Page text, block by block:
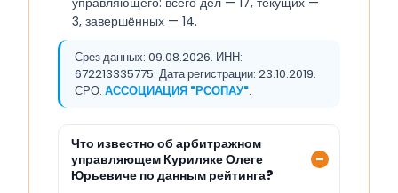
3, завершённых — 14.
Срез данных: 09.08.2026. ИНН:
672213335775. Дата регистрации: 23.10.2019.
СРО: АССОЦИАЦИЯ "РСОПАУ".
Что известно об арбитражном
управляющем Куриляке Олеге
Юрьевиче по данным рейтинга?